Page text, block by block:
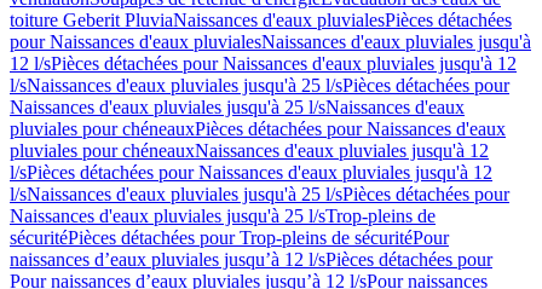
toiture Geberit PluviaNaissances d'eaux pluvialesPièces détachées
pour Naissances d'eaux pluvialesNaissances d'eaux pluviales jusqu'à
12 l/sPièces détachées pour Naissances d'eaux pluviales jusqu'à 12
l/sNaissances d'eaux pluviales jusqu'à 25 l/sPièces détachées pour
Naissances d'eaux pluviales jusqu'à 25 l/sNaissances d'eaux
pluviales pour chéneauxPièces détachées pour Naissances d'eaux
pluviales pour chéneauxNaissances d'eaux pluviales jusqu'à 12
l/sPièces détachées pour Naissances d'eaux pluviales jusqu'à 12
l/sNaissances d'eaux pluviales jusqu'à 25 l/sPièces détachées pour
Naissances d'eaux pluviales jusqu'à 25 l/sTrop-pleins de
sécuritéPièces détachées pour Trop-pleins de sécuritéPour
naissances d’eaux pluviales jusqu’à 12 l/sPièces détachées pour
Pour naissances d’eaux pluviales jusqu’à 12 l/sPour naissances